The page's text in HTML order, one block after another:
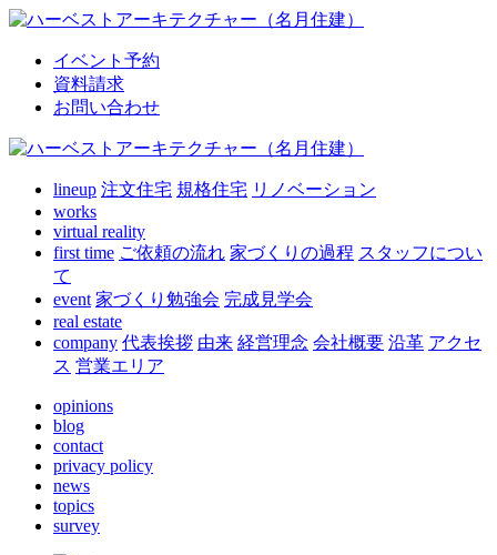
イベント予約
資料請求
お問い合わせ
lineup 注文住宅 規格住宅 リノベーション
works
virtual reality
first time ご依頼の流れ 家づくりの過程 スタッフについ
て
event 家づくり勉強会 完成見学会
real estate
company 代表挨拶 由来 経営理念 会社概要 沿革 アクセ
ス 営業エリア
opinions
blog
contact
privacy policy
news
topics
survey